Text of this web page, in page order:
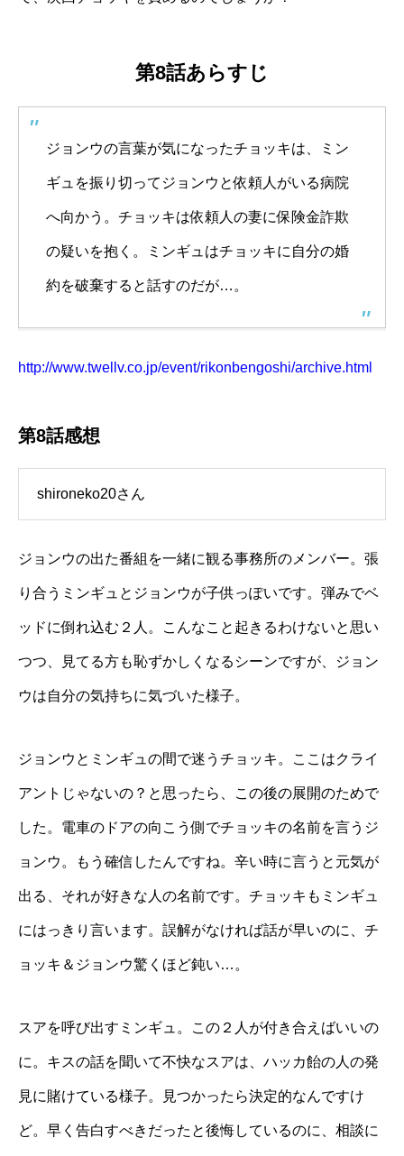
第8話あらすじ
ジョンウの言葉が気になったチョッキは、ミン
ギュを振り切ってジョンウと依頼人がいる病院
へ向かう。チョッキは依頼人の妻に保険金詐欺
の疑いを抱く。ミンギュはチョッキに自分の婚
約を破棄すると話すのだが…。
http://www.twellv.co.jp/event/rikonbengoshi/archive.html
第8話感想
shironeko20さん
ジョンウの出た番組を一緒に観る事務所のメンバー。張
り合うミンギュとジョンウが子供っぽいです。弾みでベ
ッドに倒れ込む２人。こんなこと起きるわけないと思い
つつ、見てる方も恥ずかしくなるシーンですが、ジョン
ウは自分の気持ちに気づいた様子。
ジョンウとミンギュの間で迷うチョッキ。ここはクライ
アントじゃないの？と思ったら、この後の展開のためで
した。電車のドアの向こう側でチョッキの名前を言うジ
ョンウ。もう確信したんですね。辛い時に言うと元気が
出る、それが好きな人の名前です。チョッキもミンギュ
にはっきり言います。誤解がなければ話が早いのに、チ
ョッキ＆ジョンウ驚くほど鈍い…。
スアを呼び出すミンギュ。この２人が付き合えばいいの
に。キスの話を聞いて不快なスアは、ハッカ飴の人の発
見に賭けている様子。見つかったら決定的なんですけ
ど。早く告白すべきだったと後悔しているのに、相談に